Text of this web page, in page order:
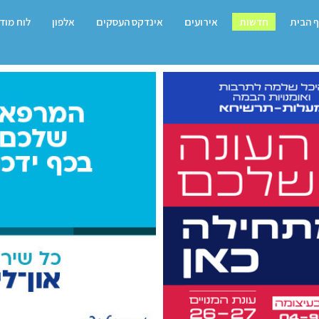
הבית חדשות אירועים אינדקס העסקים אלפון לוח